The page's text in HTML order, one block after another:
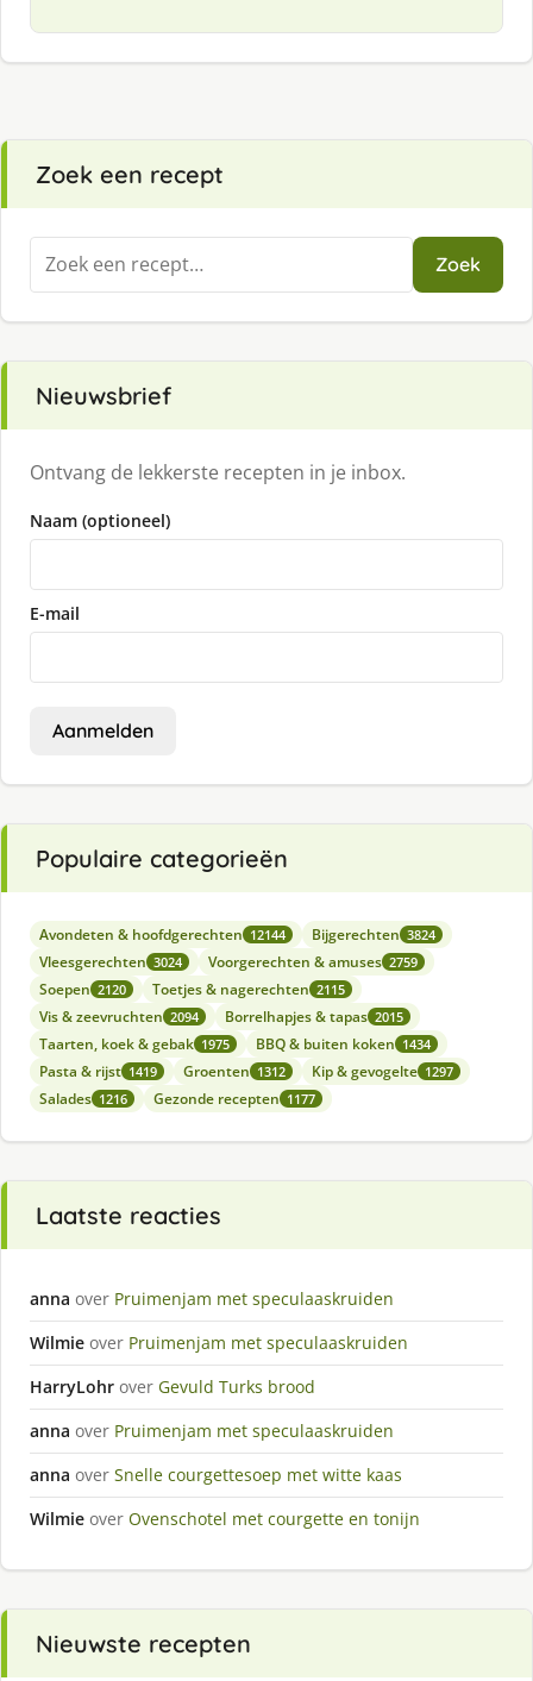
Zoek een recept
Zoeken
naar:
Zoek
Nieuwsbrief
Ontvang de lekkerste recepten in je inbox.
Naam (optioneel)
E-mail
Aanmelden
Populaire categorieën
Avondeten & hoofdgerechten 12144 Bijgerechten 3824
Vleesgerechten 3024 Voorgerechten & amuses 2759
Soepen 2120 Toetjes & nagerechten 2115
Vis & zeevruchten 2094 Borrelhapjes & tapas 2015
Taarten, koek & gebak 1975 BBQ & buiten koken 1434
Pasta & rijst 1419 Groenten 1312 Kip & gevogelte 1297
Salades 1216 Gezonde recepten 1177
Laatste reacties
anna over Pruimenjam met speculaaskruiden
Wilmie over Pruimenjam met speculaaskruiden
HarryLohr over Gevuld Turks brood
anna over Pruimenjam met speculaaskruiden
anna over Snelle courgettesoep met witte kaas
Wilmie over Ovenschotel met courgette en tonijn
Nieuwste recepten